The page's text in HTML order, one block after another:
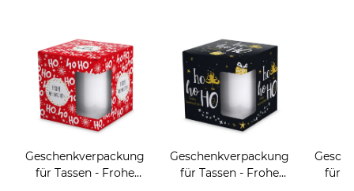
Geschenkverpackung
für Tassen - Frohe
Geschenkverpackung
für Tassen - Frohe
für